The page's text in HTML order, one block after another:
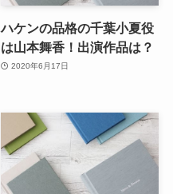
ハケンの品格の千葉小夏役
は山本舞香！出演作品は？
2020年6月17日